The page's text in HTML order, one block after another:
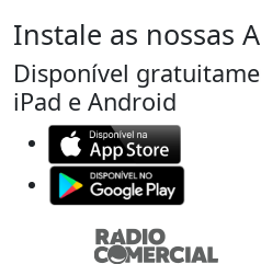
Instale as nossas
Disponível
iPad e Android